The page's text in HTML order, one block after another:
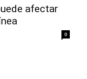
afectar
0